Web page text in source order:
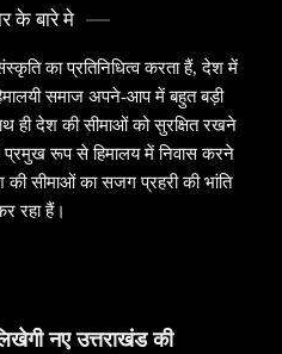
के बारे मे
का प्रतिनिधित्व करता हैं, देश में
समाज अपने-आप में बहुत बड़ी
ही देश की सीमाओं को सुरक्षित रखने
रूप से हिमालय में निवास करने
की सीमाओं का सजग प्रहरी की भांति
रहा हैं।
नए उत्तराखंड की